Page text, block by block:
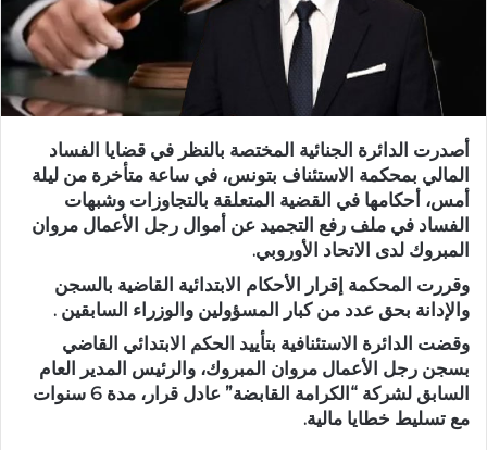
أصدرت الدائرة الجنائية المختصة بالنظر في قضايا الفساد
المالي بمحكمة الاستئناف بتونس، في ساعة متأخرة من ليلة
أمس، أحكامها في القضية المتعلقة بالتجاوزات وشبهات
الفساد في ملف رفع التجميد عن أموال رجل الأعمال مروان
المبروك لدى الاتحاد الأوروبي.
وقررت المحكمة إقرار الأحكام الابتدائية القاضية بالسجن
والإدانة بحق عدد من كبار المسؤولين والوزراء السابقين .
وقضت الدائرة الاستئنافية بتأييد الحكم الابتدائي القاضي
بسجن رجل الأعمال مروان المبروك، والرئيس المدير العام
السابق لشركة “الكرامة القابضة” عادل قرار، مدة 6 سنوات
مع تسليط خطايا مالية.